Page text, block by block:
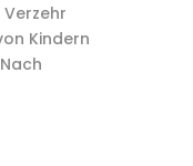
Kindern